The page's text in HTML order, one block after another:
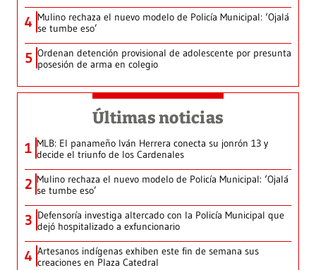
4 Mulino rechaza el nuevo modelo de Policía Municipal: ‘Ojalá
se tumbe eso’
5 Ordenan detención provisional de adolescente por presunta
posesión de arma en colegio
Últimas noticias
1 MLB: El panameño Iván Herrera conecta su jonrón 13 y
decide el triunfo de los Cardenales
2 Mulino rechaza el nuevo modelo de Policía Municipal: ‘Ojalá
se tumbe eso’
3 Defensoría investiga altercado con la Policía Municipal que
dejó hospitalizado a exfuncionario
4 Artesanos indígenas exhiben este fin de semana sus
creaciones en Plaza Catedral